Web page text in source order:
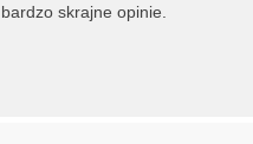
bardzo skrajne opinie.